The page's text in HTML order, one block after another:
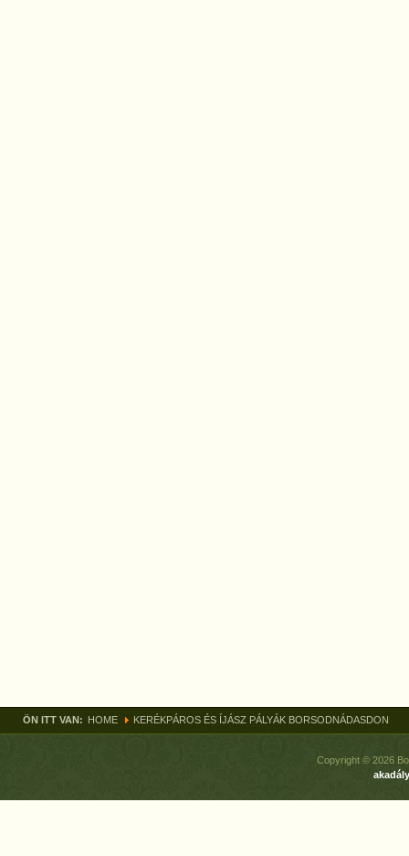
ÖN ITT VAN: HOME KERÉKPÁROS ÉS ÍJÁSZ PÁLYÁK BORSODNÁDASDON
Copyright © 2026